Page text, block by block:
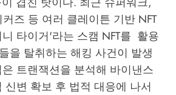
즈 등 여러 클레이튼 기반 NFT
타이거'라는 스캠 NFT를 활용
을 탈취하는 해킹 사건이 발생
트랜잭션을 분석해 바이낸스
신변 확보 후 법적 대응에 나서